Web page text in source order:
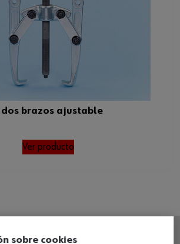
brazos ajustable
Ver producto
sobre cookies